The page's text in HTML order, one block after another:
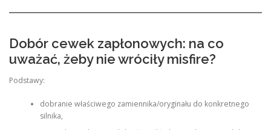
Dobór cewek zapłonowych: na co
uważać, żeby nie wróciły misfire?
Podstawy:
dobranie właściwego zamiennika/oryginału do konkretnego
silnika,